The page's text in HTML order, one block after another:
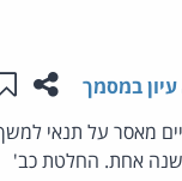
עיון במסמך
מאסר על תנאי
שנה אחת. החלטת כב'